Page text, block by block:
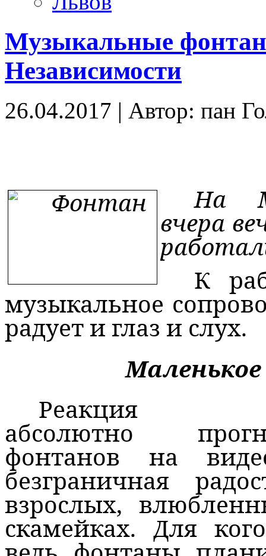
Музыкальные
Независимости
26.04.2017 | Автор: пан
На
вчера
К
музыкальное
радует и глаз и слух.
Маленькое
абсолютно
фонтанов на
безграничная
взрослых,
скамейках. Для